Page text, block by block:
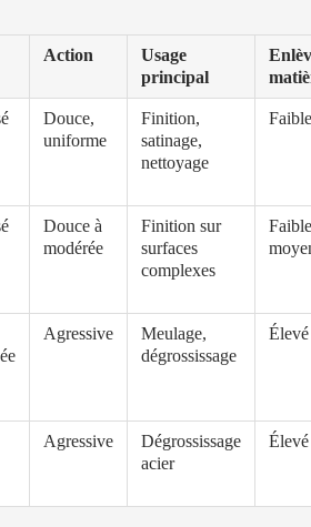
Action
Usage
principal
Douce,
uniforme
Finition,
satinage,
nettoyage
Faible
Douce à
modérée
Finition sur
surfaces
complexes
Agressive
Meulage,
dégrossissage
Élevé
Agressive
Dégrossissage
acier
Élevé